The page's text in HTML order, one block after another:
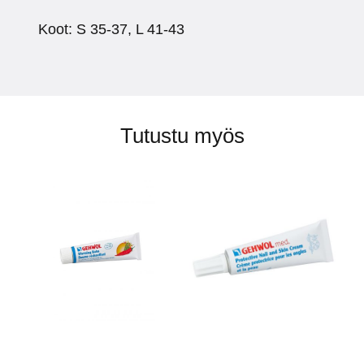
Koot: S 35-37, L 41-43
Tutustu myös